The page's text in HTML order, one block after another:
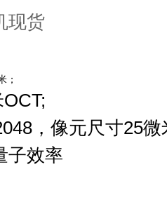
现货
；
，像元尺寸25微
子效率